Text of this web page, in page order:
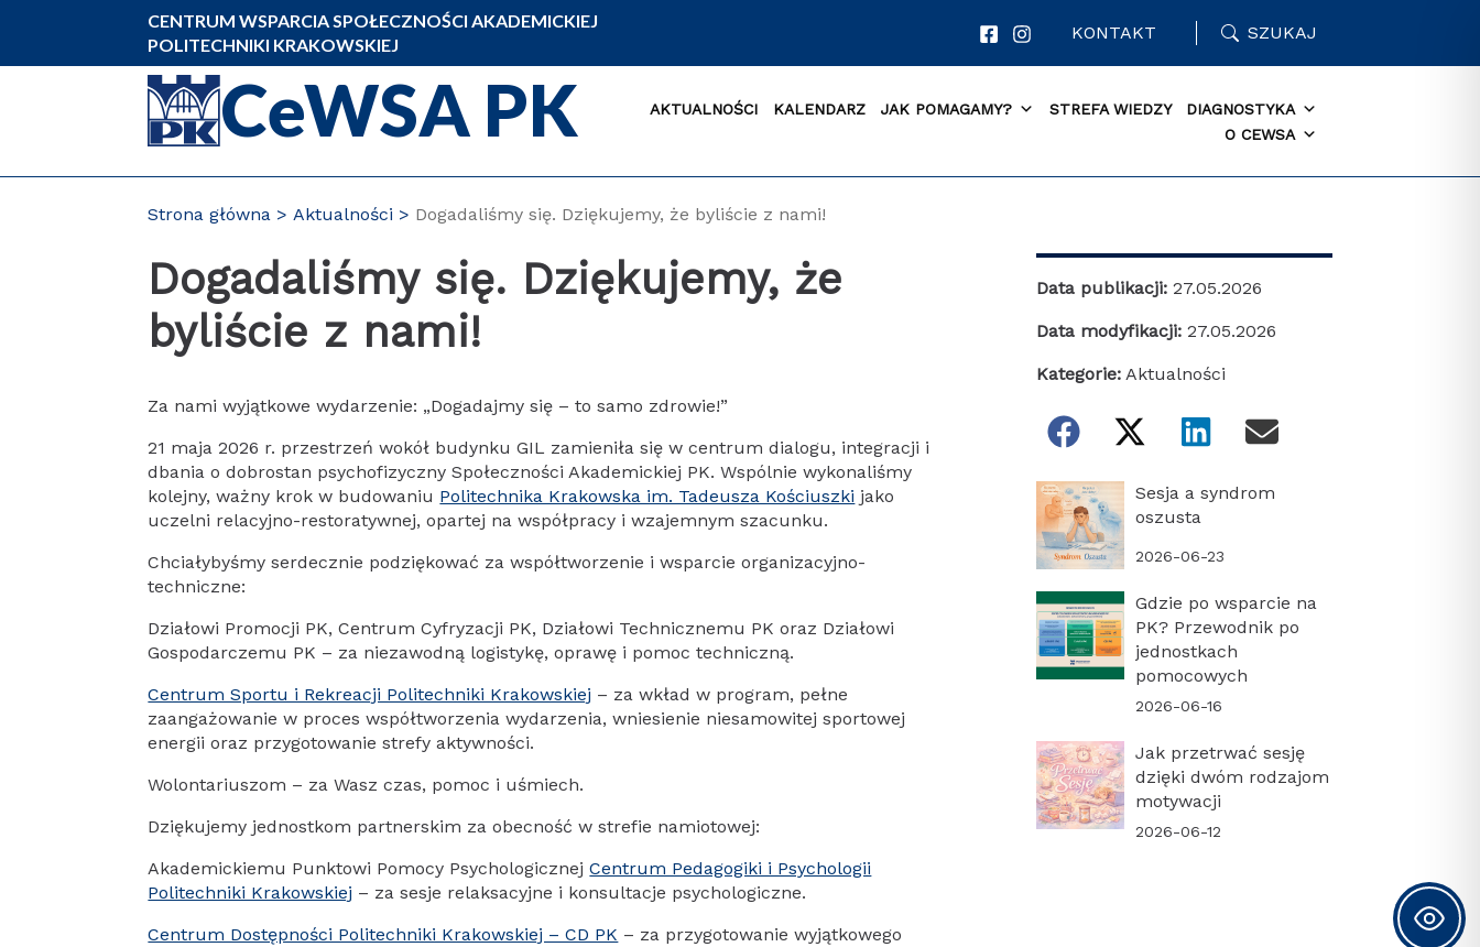
CENTRUM WSPARCIA SPOŁECZNOŚCI AKADEMICKIEJ
POLITECHNIKI KRAKOWSKIEJ
KONTAKT SZUKAJ
CeWSA PK AKTUALNOŚCI KALENDARZ JAK POMAGAMY? STREFA WIEDZY
DIAGNOSTYKA
O CEWSA
Strona główna Aktualności Dogadaliśmy się. Dziękujemy, że byliście z nami!
Dogadaliśmy się. Dziękujemy, że
byliście z nami!
Za nami wyjątkowe wydarzenie: „Dogadajmy się – to samo zdrowie!”
21 maja 2026 r. przestrzeń wokół budynku GIL zamieniła się w centrum dialogu, integracji i
dbania o dobrostan psychofizyczny Społeczności Akademickiej PK. Wspólnie wykonaliśmy
kolejny, ważny krok w budowaniu Politechnika Krakowska im. Tadeusza Kościuszki jako
uczelni relacyjno-restoratywnej, opartej na współpracy i wzajemnym szacunku.
Chciałybyśmy serdecznie podziękować za współtworzenie i wsparcie organizacyjno-
techniczne:
Działowi Promocji PK, Centrum Cyfryzacji PK, Działowi Technicznemu PK oraz Działowi
Gospodarczemu PK – za niezawodną logistykę, oprawę i pomoc techniczną.
Centrum Sportu i Rekreacji Politechniki Krakowskiej – za wkład w program, pełne
zaangażowanie w proces współtworzenia wydarzenia, wniesienie niesamowitej sportowej
energii oraz przygotowanie strefy aktywności.
Wolontariuszom – za Wasz czas, pomoc i uśmiech.
Dziękujemy jednostkom partnerskim za obecność w strefie namiotowej:
Akademickiemu Punktowi Pomocy PsychologicznejCentrum Pedagogiki i Psychologii
Politechniki Krakowskiej – za sesje relaksacyjne i konsultacje psychologiczne.
Centrum Dostępności Politechniki Krakowskiej – CD PK – za przygotowanie wyjątkowego
Data publikacji: 27.05.2026
Data modyfikacji: 27.05.2026
Kategorie: Aktualności
Sesja a syndrom
oszusta
2026-06-23
Gdzie po wsparcie na
PK? Przewodnik po
jednostkach
pomocowych
2026-06-16
Jak przetrwać sesję
dzięki dwóm rodzajom
motywacji
2026-06-12